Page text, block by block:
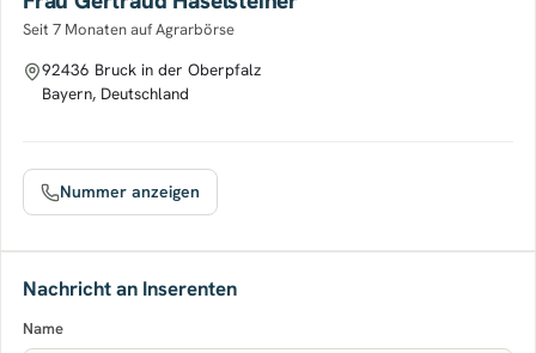
Seit 7 Monaten auf Agrarbörse
92436 Bruck in der Oberpfalz
Bayern, Deutschland
Nummer anzeigen
Nachricht an Inserenten
Name